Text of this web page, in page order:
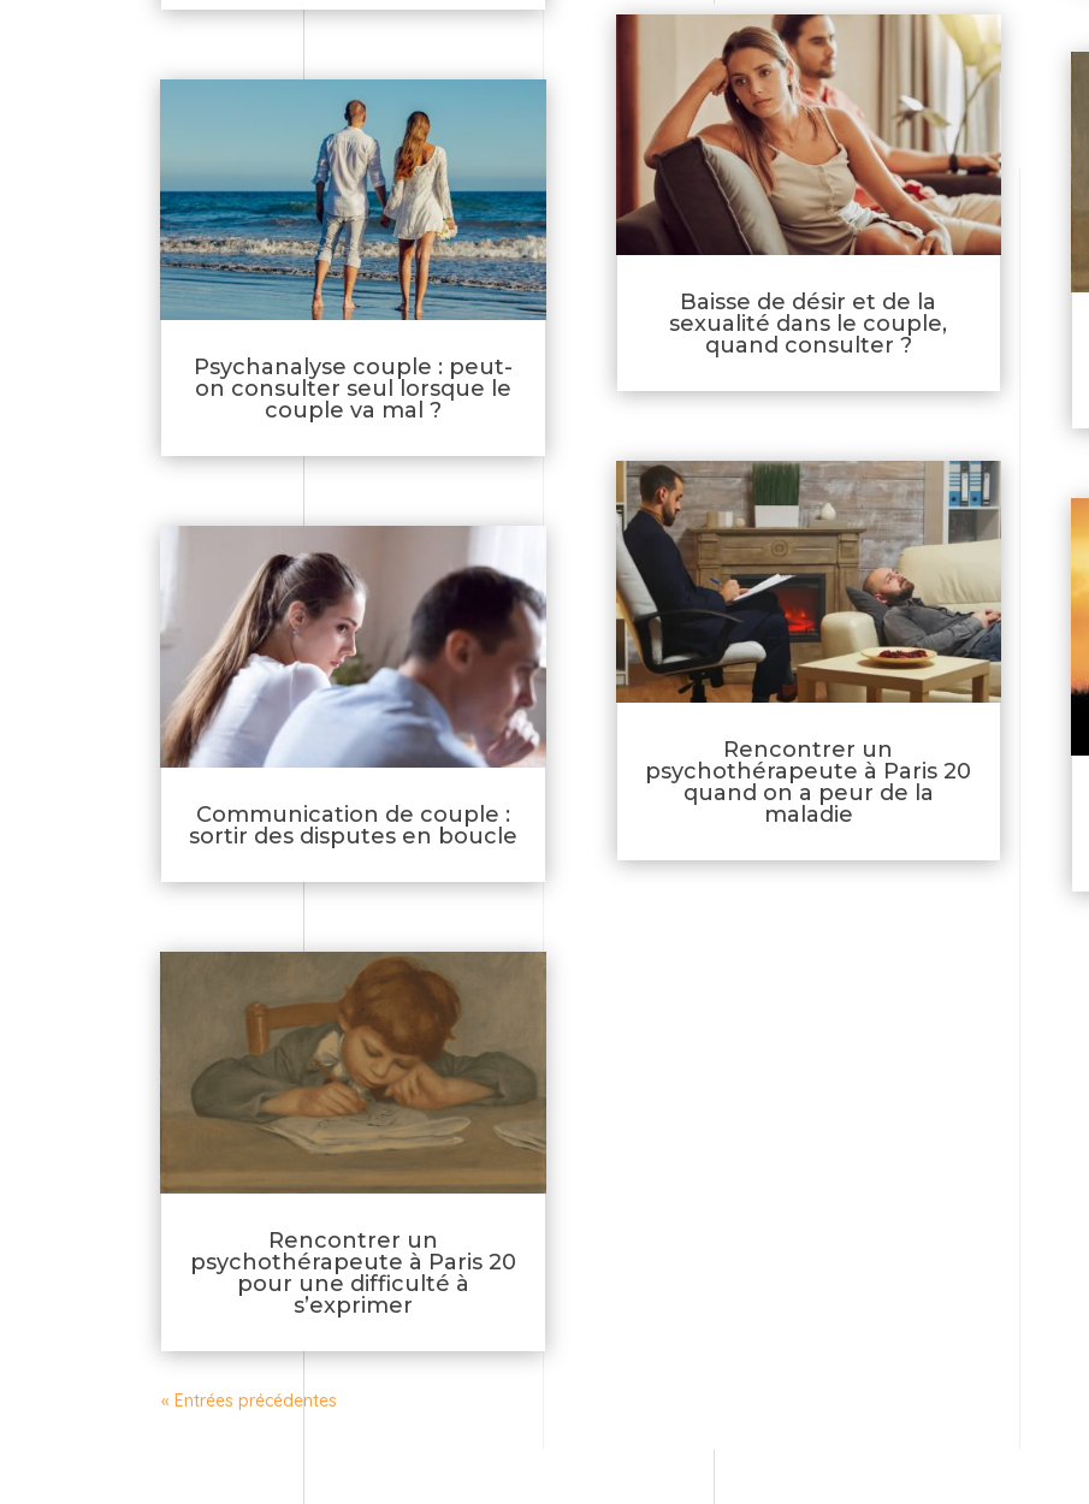
Psychanalyse couple : peut-
on consulter seul lorsque le
couple va mal ?
Communication de couple :
sortir des disputes en boucle
Rencontrer un
psychothérapeute à Paris 20
pour une difficulté à
s’exprimer
Baisse de désir et de la
sexualité dans le couple,
quand consulter ?
Rencontrer un
psychothérapeute à Paris 20
quand on a peur de la
maladie
« Entrées précédentes